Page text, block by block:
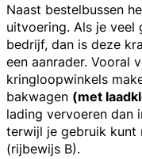
Naast bestelbussen
uitvoering. Als je
bedrijf, dan is deze
een aanrader. Vooral
kringloopwinkels
bakwagen (met
lading vervoeren dan
terwijl je gebruik kunt
(rijbewijs B).